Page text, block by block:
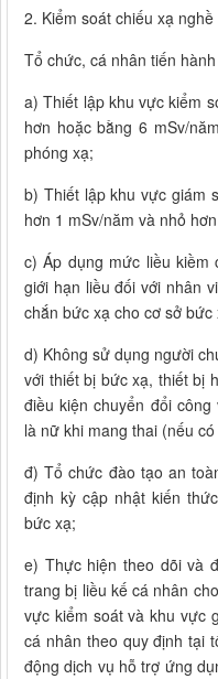
2. Kiểm soát chiếu xạ
Tổ chức, cá nhân tiến
a) Thiết lập khu vực kiểm
hơn hoặc bằng 6 mSv/
phóng xạ;
b) Thiết lập khu vực giám
hơn 1 mSv/năm và nhỏ
c) Áp dụng mức liều kiềm
giới hạn liều đối với nhân
chắn bức xạ cho cơ sở bức
d) Không sử dụng người
với thiết bị bức xạ, thiết bị
điều kiện chuyển đổi
là nữ khi mang thai (nếu
đ) Tổ chức đào tạo an
định kỳ cập nhật kiến
bức xạ;
e) Thực hiện theo dõi và
trang bị liều kế cá nhân
vực kiểm soát và khu vực
cá nhân theo quy định tại
động dịch vụ hỗ trợ ứng